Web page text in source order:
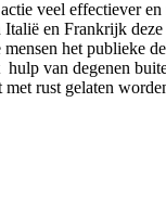
veel effectiever
en Frankrijk
het publieke
van degenen
met rust gelaten